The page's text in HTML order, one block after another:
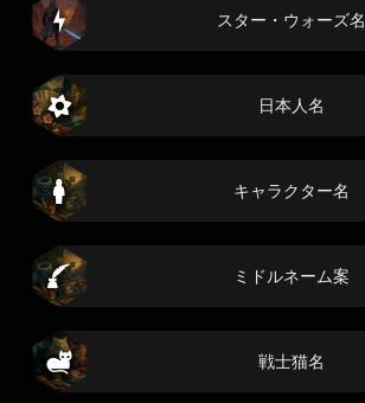
スター・ウォーズ名
日本人名
キャラクター名
ミドルネーム案
戦士猫名